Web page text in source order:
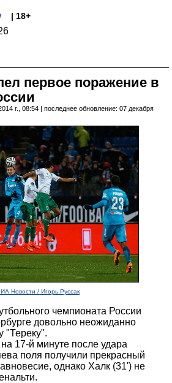
| 18+
первое поражение в
г., 08:54 | последнее обновление: 07 декабря
Новости / Игорь Руссак
чемпионата России
довольно неожиданно
"Тереку".
на 17-й минуте после удара
поля получили прекрасный
однако Халк (31') не